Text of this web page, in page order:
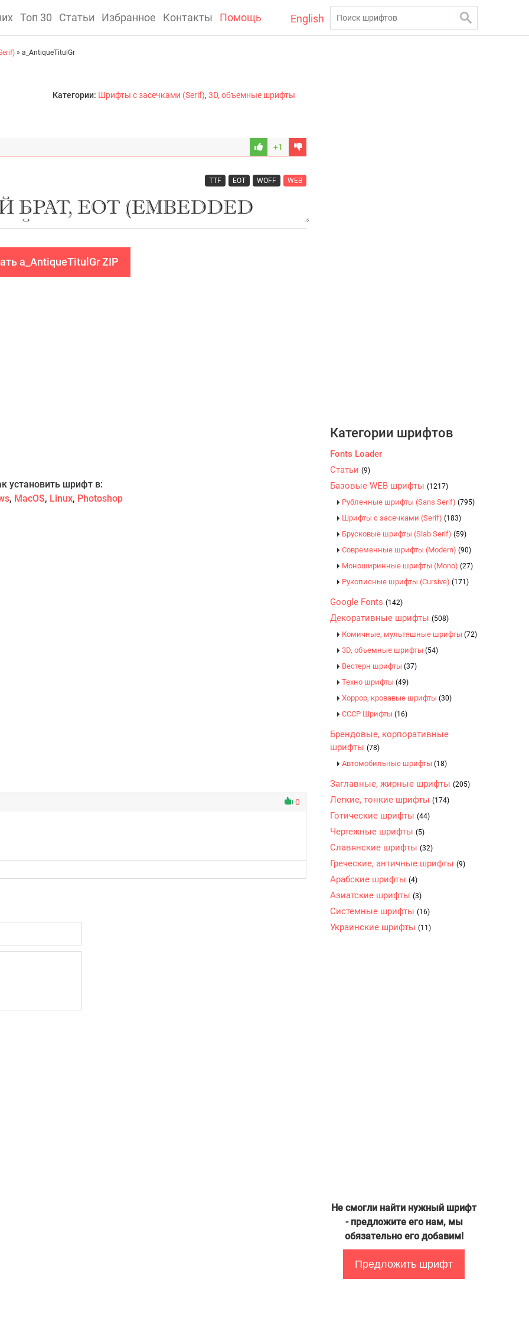
Топ 30 Статьи Избранное Контакты Помощь English
» a_AntiqueTitulGr
Категории: Шрифты с засечками (Serif), 3D, объемные шрифты
+1
TTF EOT WOFF WEB
a_AntiqueTitulGr ZIP
установить шрифт в:
, MacOS, Linux, Photoshop
0
Категории шрифтов
Fonts Loader
Статьи (9)
Базовые WEB шрифты (1217)
Рубленные шрифты (Sans Serif) (795)
Шрифты с засечками (Serif) (183)
Брусковые шрифты (Slab Serif) (59)
Современные шрифты (Modern) (90)
Моноширинные шрифты (Mono) (27)
Рукописные шрифты (Cursive) (171)
Google Fonts (142)
Декоративные шрифты (508)
Комичные, мультяшные шрифты (72)
3D, объемные шрифты (54)
Вестерн шрифты (37)
Техно шрифты (49)
Хоррор, кровавые шрифты (30)
CCCР Шрифты (16)
Брендовые, корпоративные
шрифты (78)
Автомобильные шрифты (18)
Заглавные, жирные шрифты (205)
Легкие, тонкие шрифты (174)
Готические шрифты (44)
Чертежные шрифты (5)
Славянские шрифты (32)
Греческие, античные шрифты (9)
Арабские шрифты (4)
Азиатские шрифты (3)
Системные шрифты (16)
Украинские шрифты (11)
Не смогли найти нужный шрифт
- предложите его нам, мы
обязательно его добавим!
Предложить шрифт